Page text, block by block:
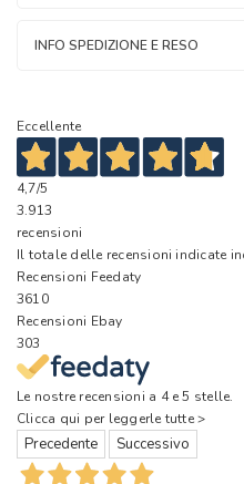
INFO SPEDIZIONE E RESO
Eccellente
4,7/5
3.913
recensioni
Il totale delle recensioni indicate
Recensioni Feedaty
3610
Recensioni Ebay
303
Le nostre recensioni a 4 e 5 stelle.
Clicca qui per leggerle tutte >
Precedente Successivo